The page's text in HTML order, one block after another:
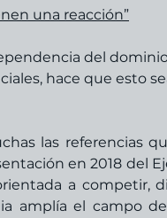
una reacción”
del
hace que esto
las referencias
en 2018 del
a competir,
amplía el campo